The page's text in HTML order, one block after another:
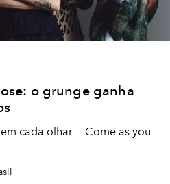
o grunge ganha
cada olhar — Come as you